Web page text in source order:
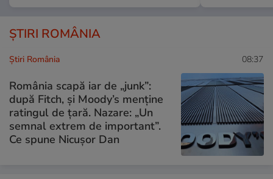
ȘTIRI ROMÂNIA
Știri România 08:37
România scapă iar de „junk”:
după Fitch, și Moody’s menține
ratingul de țară. Nazare: „Un
semnal extrem de important”.
Ce spune Nicușor Dan